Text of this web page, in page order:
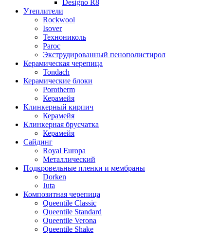
Designo R8
Утеплители
Rockwool
Isover
Технониколь
Paroc
Экструдированный пенополистирол
Керамическая черепица
Tondach
Керамические блоки
Porotherm
Керамейя
Клинкерный кирпич
Керамейя
Клинкерная брусчатка
Керамейя
Сайдинг
Royal Europa
Металлический
Подкровельные пленки и мембраны
Dorken
Juta
Композитная черепица
Queentile Classic
Queentile Standard
Queentile Verona
Queentile Shake